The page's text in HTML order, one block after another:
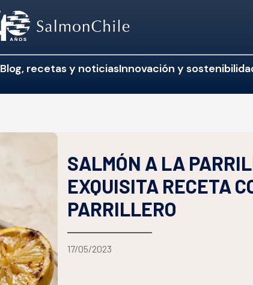
Blog, recetas y noticiasInnovación y
SALMÓN A LA
EXQUISITA RECETA
PARRILLERO
17/05/2023